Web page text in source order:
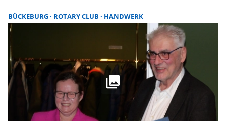
für ihre Erfolge bei den Deutschen Meisterschaften
ausgezeichnet.
BÜCKEBURG ROTARY CLUB HANDWERK